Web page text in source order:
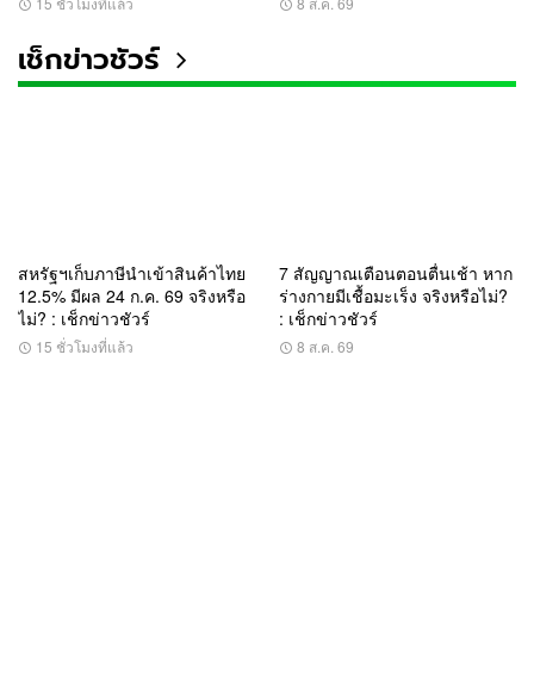
เช็กข่าวชัวร์
สหรัฐฯเก็บภาษีนำเข้าสินค้าไทย
12.5% มีผล 24 ก.ค. 69 จริงหรือ
ไม่? : เช็กข่าวชัวร์
15 ชั่วโมงที่แล้ว
7 สัญญาณเตือนตอนตื่นเช้า หาก
ร่างกายมีเชื้อมะเร็ง จริงหรือไม่?
: เช็กข่าวชัวร์
8 ส.ค. 69